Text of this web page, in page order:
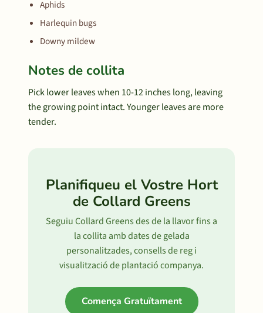
Aphids
Harlequin bugs
Downy mildew
Notes de collita
Pick lower leaves when 10-12 inches long, leaving
the growing point intact. Younger leaves are more
tender.
Planifiqueu el Vostre Hort
de Collard Greens
Seguiu Collard Greens des de la llavor fins a
la collita amb dates de gelada
personalitzades, consells de reg i
visualització de plantació companya.
Comença Gratuïtament